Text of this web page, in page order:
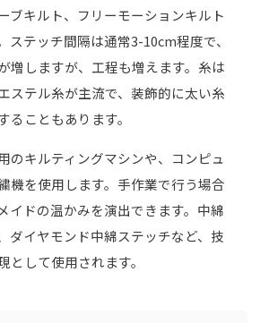
ブキルト、フリーモーションキルト
ステッチ間隔は通常3-10cm程度で、
増しますが、工程も増えます。糸は
ステル糸が主流で、装飾的に太い糸
ることもあります。
のキルティングマシンや、コンピュ
機を使用します。手作業で行う場合
イドの温かみを演出できます。中綿
ダイヤモンド中綿ステッチなど、技
として使用されます。